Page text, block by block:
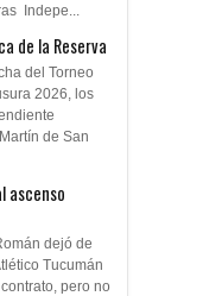
Indepe...
de la Reserva
del Torneo
2026, los
de San
ascenso
dejó de
Tucumán
pero no